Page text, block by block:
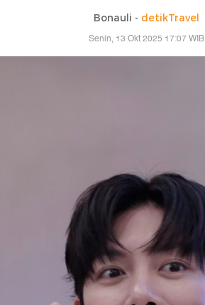
Bonauli - detikTravel
Senin, 13 Okt 2025 17:07 WIB